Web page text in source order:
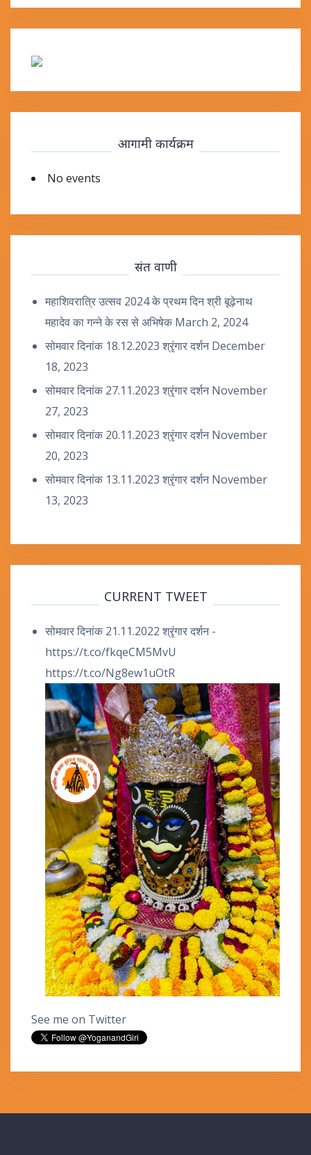
आगामी कार्यक्रम
No events
संत वाणी
महाशिवरात्रि उत्सव 2024 के प्रथम दिन श्री बूढ़ेनाथ
महादेव का गन्ने के रस से अभिषेक March 2, 2024
सोमवार दिनांक 18.12.2023 श्रृंगार दर्शन December
18, 2023
सोमवार दिनांक 27.11.2023 श्रृंगार दर्शन November
27, 2023
सोमवार दिनांक 20.11.2023 श्रृंगार दर्शन November
20, 2023
सोमवार दिनांक 13.11.2023 श्रृंगार दर्शन November
13, 2023
CURRENT TWEET
सोमवार दिनांक 21.11.2022 श्रृंगार दर्शन -
https://t.co/fkqeCM5MvU
https://t.co/Ng8ew1uOtR
See me on Twitter